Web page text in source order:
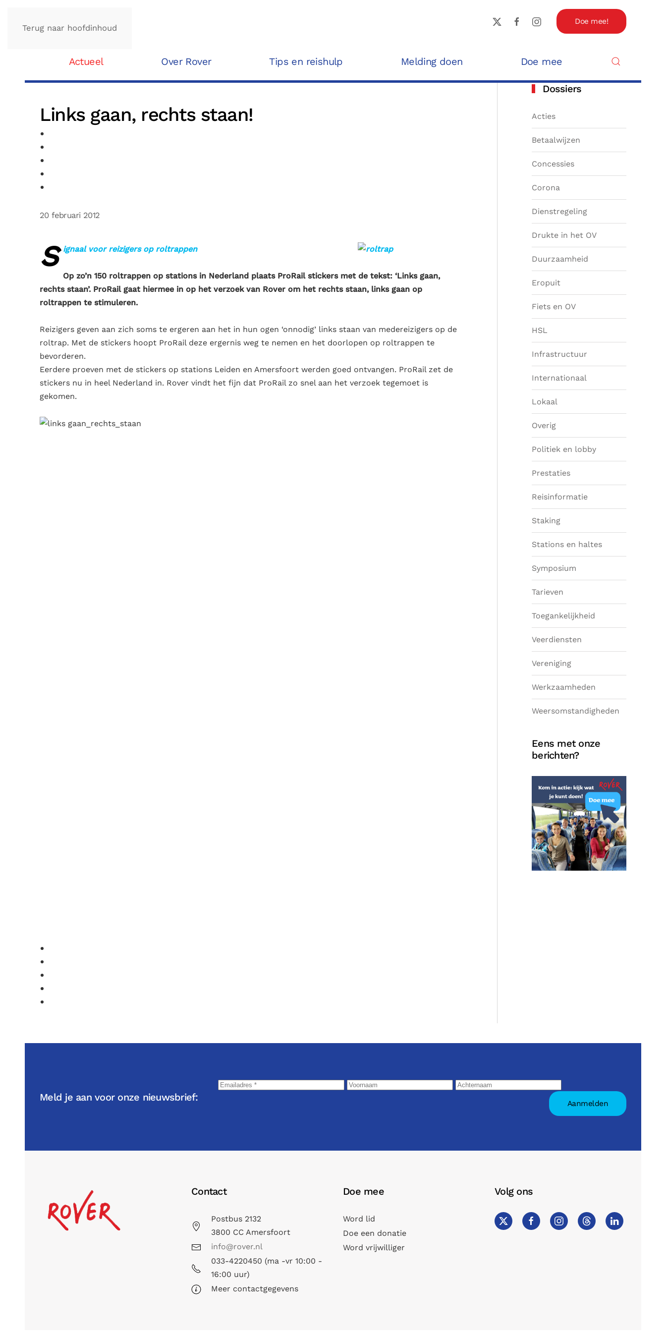
Terug naar hoofdinhoud
Doe mee!
Actueel Over Rover Tips en reishulp Melding doen Doe mee
Links gaan, rechts staan!
20 februari 2012
S ignaal voor reizigers op roltrappen
Op zo’n 150 roltrappen op stations in Nederland plaats ProRail stickers met de tekst: ‘Links gaan,
rechts staan’. ProRail gaat hiermee in op het verzoek van Rover om het rechts staan, links gaan op
roltrappen te stimuleren.
Reizigers geven aan zich soms te ergeren aan het in hun ogen ‘onnodig’ links staan van medereizigers op de
roltrap. Met de stickers hoopt ProRail deze ergernis weg te nemen en het doorlopen op roltrappen te
bevorderen.
Eerdere proeven met de stickers op stations Leiden en Amersfoort werden goed ontvangen. ProRail zet de
stickers nu in heel Nederland in. Rover vindt het fijn dat ProRail zo snel aan het verzoek tegemoet is
gekomen.
Dossiers
Acties
Betaalwijzen
Concessies
Corona
Dienstregeling
Drukte in het OV
Duurzaamheid
Eropuit
Fiets en OV
HSL
Infrastructuur
Internationaal
Lokaal
Overig
Politiek en lobby
Prestaties
Reisinformatie
Staking
Stations en haltes
Symposium
Tarieven
Toegankelijkheid
Veerdiensten
Vereniging
Werkzaamheden
Weersomstandigheden
Eens met onze
berichten?
Meld je aan voor onze nieuwsbrief:
Contact
Postbus 2132
3800 CC Amersfoort
info@rover.nl
033-4220450 (ma -vr 10:00 -
16:00 uur)
Meer contactgegevens
Doe mee
Word lid
Doe een donatie
Word vrijwilliger
Volg ons